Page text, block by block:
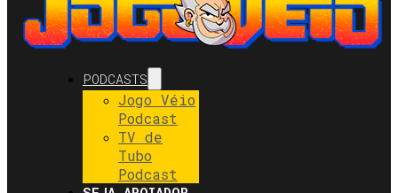
PODCASTS
Jogo Véio
Podcast
TV de
Tubo
Podcast